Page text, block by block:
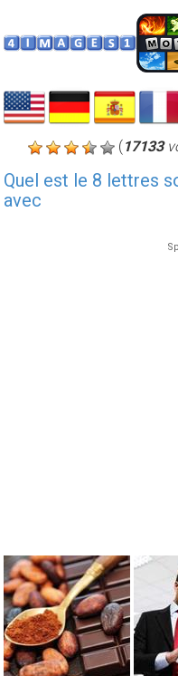
(17133
Quel est le 8 lettres
avec